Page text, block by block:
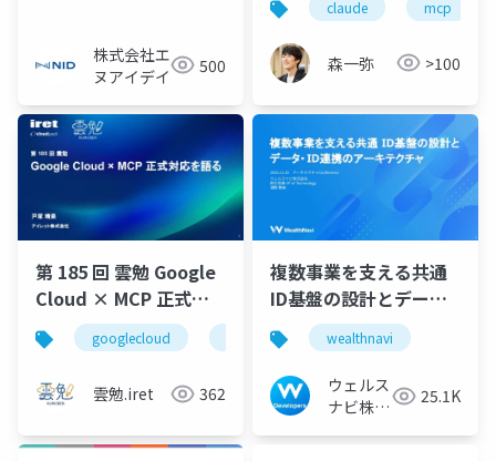
株式会社エ
ヌアイデイ
500
claude mcp
森一弥 >100
第 185 回 雲勉 Google
Cloud × MCP 正式対
応を語るgooglecloud mcp 新卒
雲勉.iret 362
複数事業を支える共通
ID基盤の設計とデー
タ・ID連携のアーキテ
クチャ
wealthnavi
ウェルス
ナビ株式
25.1K